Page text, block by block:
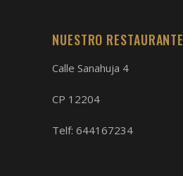
NUESTRO RESTAURANTE
Calle Sanahuja 4
CP 12204
Telf: 644167234